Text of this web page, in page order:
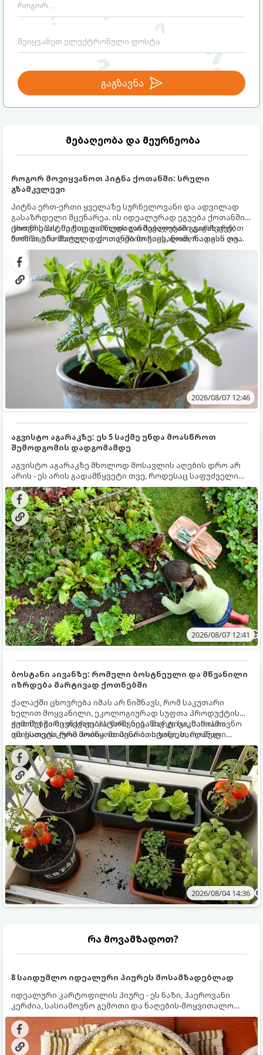
გაგზავნა
მებაღეობა და მეურნეობა
როგორ მოვიყვანოთ პიტნა ქოთანში: სრული
გზამკვლევი
პიტნა ერთ-ერთი ყველაზე სურნელოვანი და ადვილად
გასაზრდელი მცენარეა. ის იდეალურად ეგუება ქოთანში
ცხოვრებას, მეტიც, გამოცდილი მებაღეები გვირჩევენ,
რომ პიტნა მხოლოდ ქოთანში მოვიყვანოთ, რადგან ღია
გრუნტში (ბაღში) დარგვისას ის ფესვებით ძალიან
სწრაფად ვრცელდება და სხვა მცენარეებს ავიწროებს.
ქოთნის პიტნა მთელი წლის განმავლობაში გაგახარებთ
ნორჩი, არომატული ფოთლებით ჩაის, ლიმონათისა თუ
კერძებისთვის.
2026/08/07 12:46
აგვისტო აგარაკზე: ეს 5 საქმე უნდა მოასწროთ
შემოდგომის დადგომამდე
აგვისტო აგარაკზე მხოლოდ მოსავლის აღების დრო არ
არის - ეს არის გადამწყვეტი თვე, როდესაც საფუძველი
ეყრება მომავალი წლის მოსავალს და ბაღი მზადდება
შემოდგომა-ზამთრის სეზონისთვის. იმისათვის, რომ
ნიადაგმა ენერგია აღიდგინოს, ხოლო მცენარეებმა
ზამთარს გაუძლონ, აგვისტოს ბოლომდე 5
მნიშვნელოვანი საქმის გაკეთება უნდა მოასწროთ:
2026/08/07 12:41
ბოსტანი აივანზე: რომელი ბოსტნეული და მწვანილი
იზრდება მარტივად ქოთნებში
ქალაქში ცხოვრება იმას არ ნიშნავს, რომ საკუთარი
ხელით მოყვანილი, ეკოლოგიურად სუფთა პროდუქტის
გემოზე უარი თქვათ. პატარა აივანიც კი საკმარისია
იმისათვის, რომ მოიწყოთ მინი-ბოსტანი, საიდანაც
ყოველდღიურად ახალ, არომატულ მწვანილსა და
ბოსტნეულს მოკრეფთ.
ქოთნებში მცენარეების მოშენება მარტივი, სასიამოვნო
და ესთეტიკური ჰობია. მთავარია იცოდეთ, რომელი
კულტურები ეგუებიან ქოთნის პირობებს ყველაზე კარგად
და როგორ მოუაროთ მათ სწორად.
2026/08/04 14:36
რა მოვამზადოთ?
8 საიდუმლო იდეალური პიურეს მოსამზადებლად
იდეალური კარტოფილის პიურე - ეს ნაზი, ჰაეროვანი
კერძია, სასიამოვნო გემოთი და ნაღების-მოყვითალო
ფერით. მისი მომზადება ძალიან მარტივია, მაგრამ
არსებობს რამდენიმე საიდუმლო, რომლებიც უნდა
იცოდეთ, რომ პიურე იდეალურად გემრიელი გამოვიდეს.